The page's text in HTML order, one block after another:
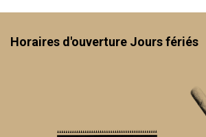
Horaires d'ouverture Jours fériés